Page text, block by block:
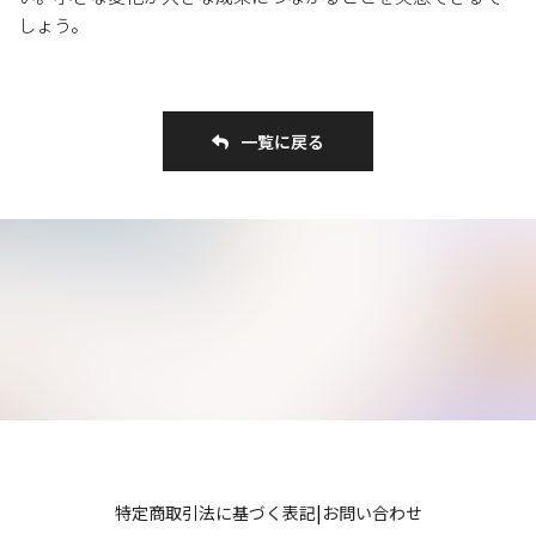
しょう。
一覧に戻る
特定商取引法に基づく表記| お問い合わせ